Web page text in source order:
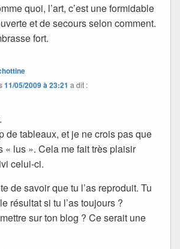
quoi, l’art, c’est une formidable
et de secours selon comment.
fort.
11/05/2009 à 23:21 a dit :
de tableaux, et je ne crois pas que
« lus ». Cela me fait très plaisir
celui-ci.
de savoir que tu l’as reproduit. Tu
résultat si tu l’as toujours ?
sur ton blog ? Ce serait une